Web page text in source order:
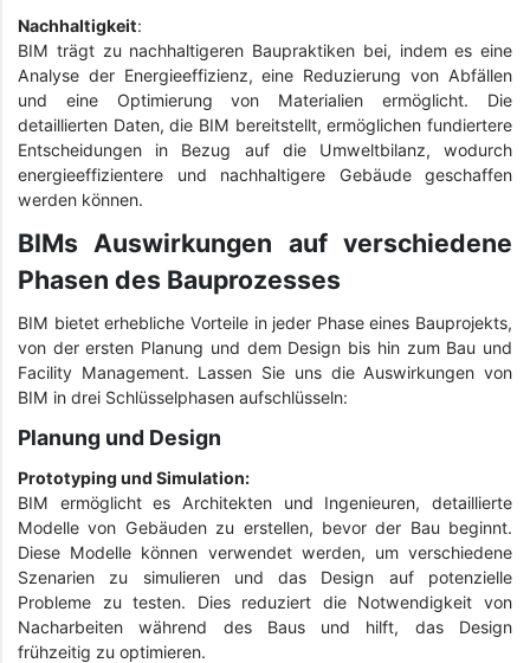
Nachhaltigkeit:
BIM trägt zu nachhaltigeren Baupraktiken bei, indem es eine
Analyse der Energieeffizienz, eine Reduzierung von Abfällen
und eine Optimierung von Materialien ermöglicht. Die
detaillierten Daten, die BIM bereitstellt, ermöglichen fundiertere
Entscheidungen in Bezug auf die Umweltbilanz, wodurch
energieeffizientere und nachhaltigere Gebäude geschaffen
werden können.
BIMs Auswirkungen auf verschiedene
Phasen des Bauprozesses
BIM bietet erhebliche Vorteile in jeder Phase eines Bauprojekts,
von der ersten Planung und dem Design bis hin zum Bau und
Facility Management. Lassen Sie uns die Auswirkungen von
BIM in drei Schlüsselphasen aufschlüsseln:
Planung und Design
Prototyping und Simulation:
BIM ermöglicht es Architekten und Ingenieuren, detaillierte
Modelle von Gebäuden zu erstellen, bevor der Bau beginnt.
Diese Modelle können verwendet werden, um verschiedene
Szenarien zu simulieren und das Design auf potenzielle
Probleme zu testen. Dies reduziert die Notwendigkeit von
Nacharbeiten während des Baus und hilft, das Design
frühzeitig zu optimieren.